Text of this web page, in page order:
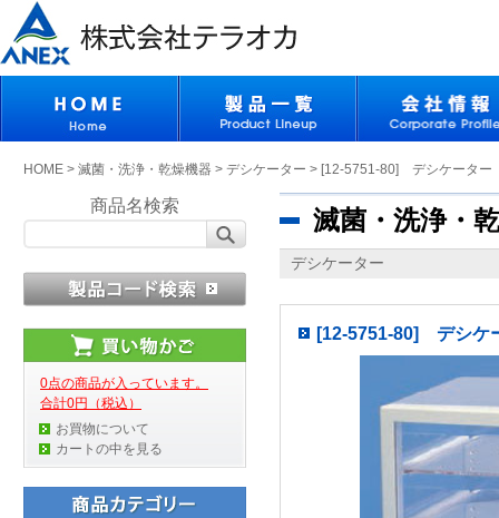
HOME > 滅菌・洗浄・乾燥機器 > デシケーター > [12-5751-80] デシケータ
商品名検索
0点の商品が入っています。
合計0円（税込）
お買物について
カートの中を見る
滅菌・洗浄・
デシケーター
[12-5751-80] デシ